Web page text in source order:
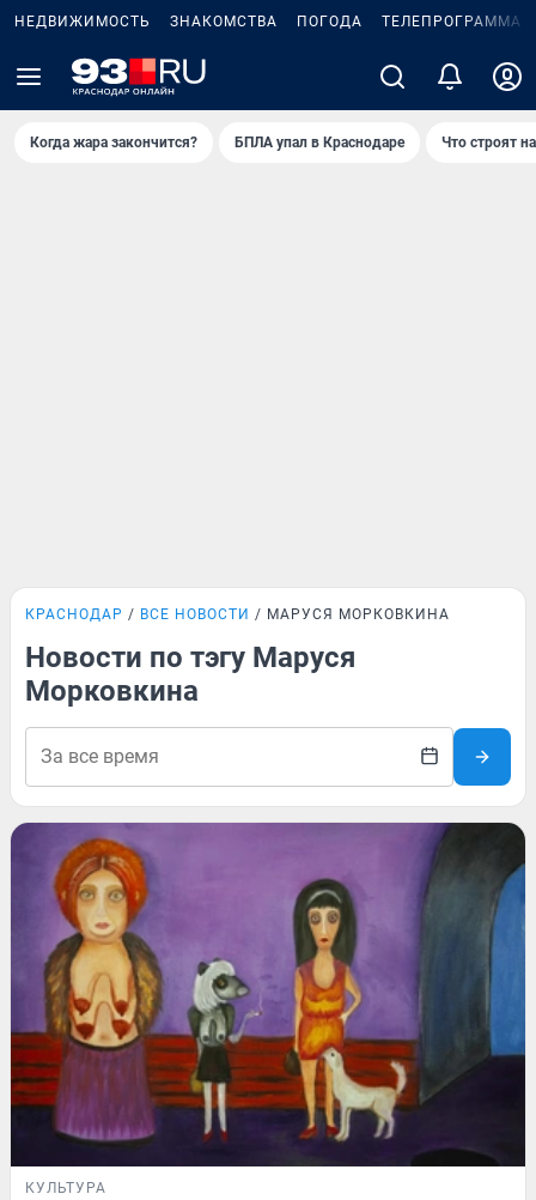
НЕДВИЖИМОСТЬ ЗНАКОМСТВА ПОГОДА ТЕЛЕПРОГРАММА
Когда жара закончится? БПЛА упал в Краснодаре Что строят
КРАСНОДАР ВСЕ НОВОСТИ МАРУСЯ МОРКОВКИНА
Новости по тэгу Маруся
Морковкина
КУЛЬТУРА